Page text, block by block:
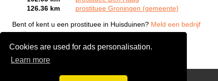
Cookies are used for ads personalisation.
Learn more
126.36 km
prostituee Groningen (gemeente)
Bent of kent u een prostituee in Huisduinen? Meld een bedrijf
gratis aan